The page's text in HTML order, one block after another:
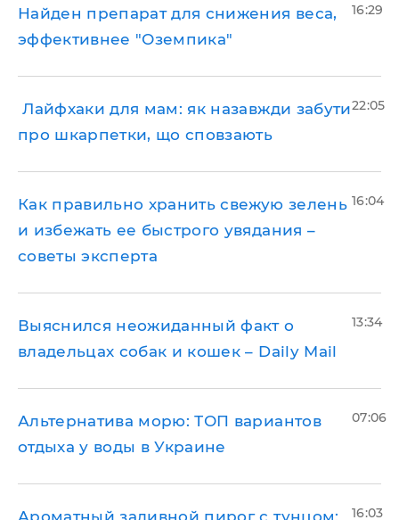
Найден препарат для снижения веса,
эффективнее "Оземпика"
16:29
​ Лайфхаки для мам: як назавжди забути
про шкарпетки, що сповзають
22:05
Как правильно хранить свежую зелень
и избежать ее быстрого увядания –
советы эксперта
16:04
Выяснился неожиданный факт о
владельцах собак и кошек – Daily Mail
13:34
Альтернатива морю: ТОП вариантов
отдыха у воды в Украине
07:06
16:03